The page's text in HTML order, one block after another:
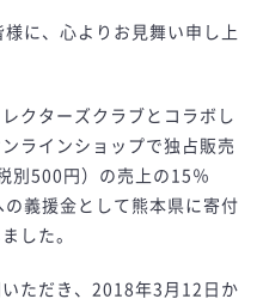
に、心よりお見舞い申し上
クターズクラブとコラボし
ラインショップで独占販売
別500円）の売上の15％
義援金として熊本県に寄付
した。
ただき、2018年3月12日か